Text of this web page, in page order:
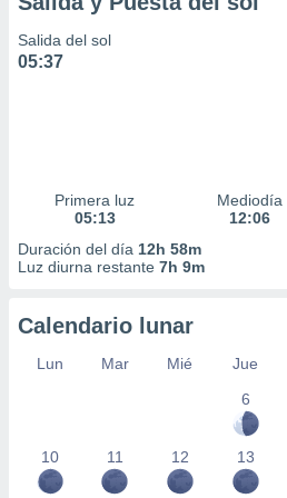
perfiles
utilizar
contenido
medir el
de la
a través
de
uso de
Salida del sol
05:37
Primera luz
05:13
Mediodía
12:06
Duración del día 12h 58m
Luz diurna restante 7h 9m
Calendario lunar
Lun Mar Mié Jue
6
10 11 12 13